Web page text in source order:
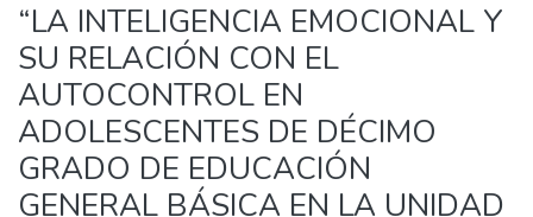
“LA INTELIGENCIA EMOCIONAL Y
SU RELACIÓN CON EL
AUTOCONTROL EN
ADOLESCENTES DE DÉCIMO
GRADO DE EDUCACIÓN
GENERAL BÁSICA EN LA UNIDAD